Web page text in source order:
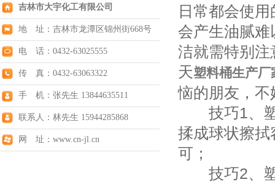
吉林市大宇化工有限公司
地 址：吉林市龙潭区锦州街668号
电 话：0432-63025555
传 真：0432-63063322
手 机：张先生 13844635511
联系人：林先生 15944285868
网 址：www.cn-jl.cn
日常都会使
会产生油腻
洁就需特别
天塑料桶生产厂
恼的朋友，
技巧1、塑
揉成球状擦
可；
技巧2、塑